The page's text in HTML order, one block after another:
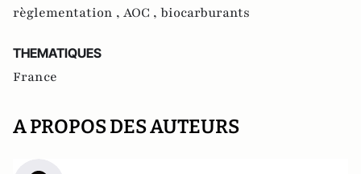
règlementation , AOC , biocarburants
THEMATIQUES
France
A PROPOS DES AUTEURS